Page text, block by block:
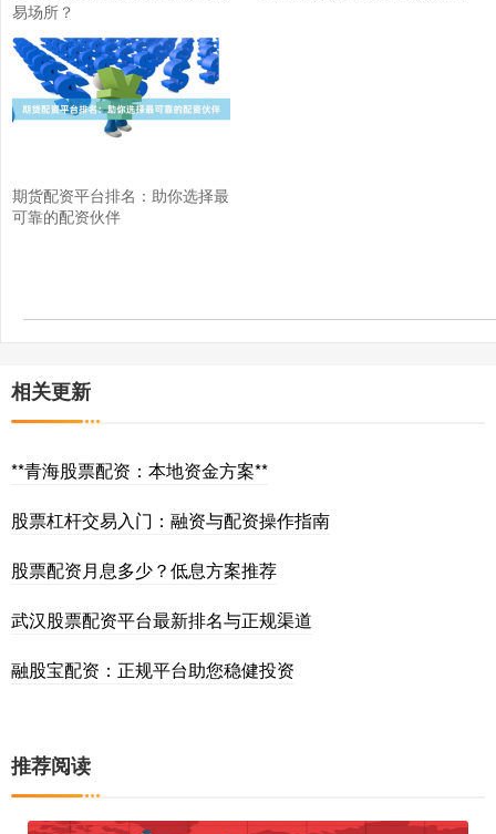
易场所？
期货配资平台排名：助你选择最
可靠的配资伙伴
相关更新
**青海股票配资：本地资金方案**
股票杠杆交易入门：融资与配资操作指南
股票配资月息多少？低息方案推荐
武汉股票配资平台最新排名与正规渠道
融股宝配资：正规平台助您稳健投资
推荐阅读